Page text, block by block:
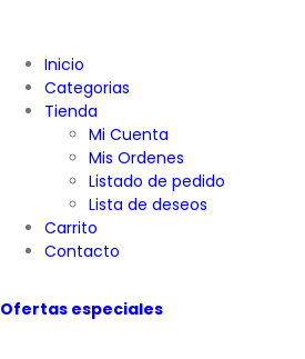
Inicio
Categorias
Tienda
Mi Cuenta
Mis Ordenes
Listado de pedido
Lista de deseos
Carrito
Contacto
Ofertas especiales